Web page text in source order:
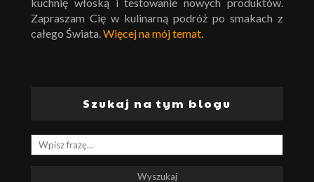
Zapraszam Cię w kulinarną podróż po smakach z
całego Świata. Więcej na mój temat
Szukaj na tym blogu